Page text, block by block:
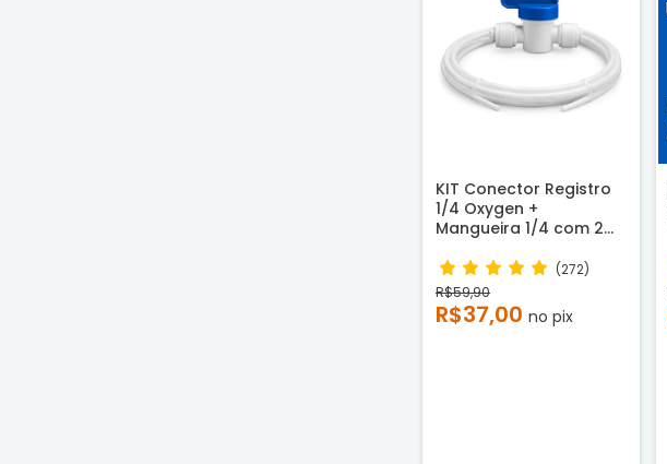
KIT Conector Registro
1/4 Oxygen +
Mangueira 1/4 com 2
(272)
R$59,90
R$37,00 no pix